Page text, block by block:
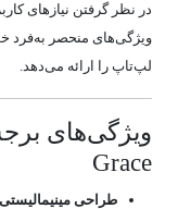
در نظر گرفتن نیازهای
ویژگی‌های منحصر به‌فرد
لپ‌تاپ را ارائه می‌دهد.
Grace
طراحی